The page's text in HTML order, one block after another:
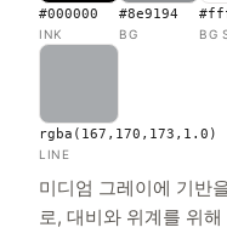
#000000
INK
#8e9194
BG BG
rgba(167,170,173,1.0)
LINE
미디엄 그레이에 기반
로, 대비와 위계를 위